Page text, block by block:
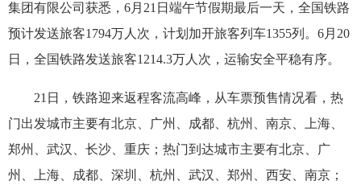
集团有限公司获悉，6月21日端午节假期最后一天，全国铁路
预计发送旅客1794万人次，计划加开旅客列车1355列。6月20
日，全国铁路发送旅客1214.3万人次，运输安全平稳有序。
21日，铁路迎来返程客流高峰，从车票预售情况看，热
门出发城市主要有北京、广州、成都、杭州、南京、上海、
郑州、武汉、长沙、重庆；热门到达城市主要有北京、广
州、上海、成都、深圳、杭州、武汉、郑州、西安、南京；